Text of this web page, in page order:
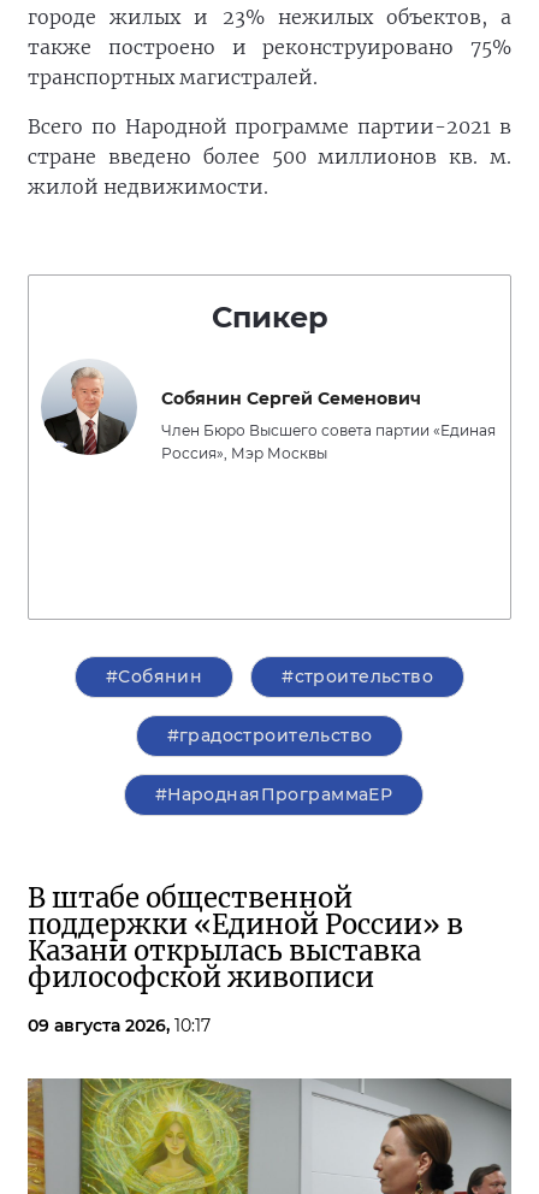
городе жилых и 23% нежилых объектов, а
также построено и реконструировано 75%
транспортных магистралей.
Всего по Народной программе партии-2021 в
стране введено более 500 миллионов кв. м.
жилой недвижимости.
Спикер
Собянин Сергей Семенович
Член Бюро Высшего совета партии «Единая
Россия», Мэр Москвы
#Собянин #строительство
#градостроительство
#НароднаяПрограммаЕР
В штабе общественной
поддержки «Единой России» в
Казани открылась выставка
философской живописи
09 августа 2026, 10:17